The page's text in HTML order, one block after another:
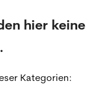
hier keine
Kategorien: